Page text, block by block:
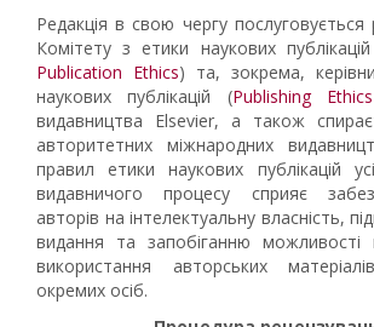
Редакція в свою чергу послуговується
Комітету з етики наукових
Publication Ethics) та, зокрема,
наукових публікацій (Publishing
видавництва Elsevier, а також
авторитетних міжнародних
правил етики наукових публікацій
видавничого процесу сприяє
авторів на інтелектуальну власність,
видання та запобіганню можливості
використання авторських
окремих осіб.